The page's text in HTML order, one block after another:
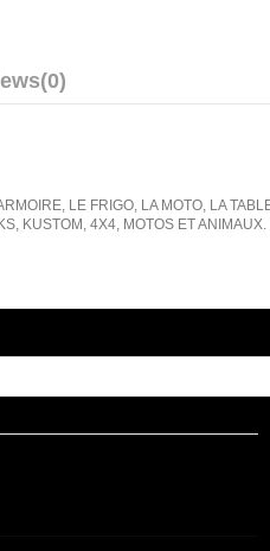
(0)
LE FRIGO, LA MOTO, LA
KUSTOM, 4X4, MOTOS ET ANIMAUX.